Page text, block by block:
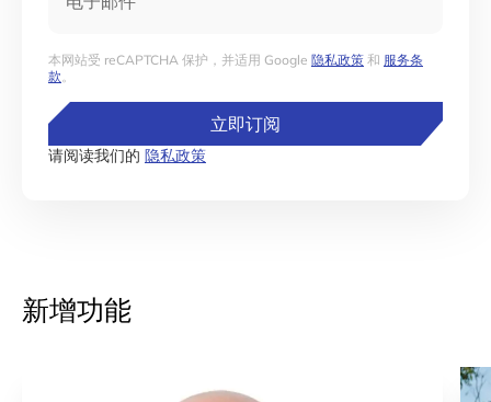
本网站受 reCAPTCHA 保护，并适用 Google 隐私政策 和 服务条
款。
立即订阅
请阅读我们的 隐私政策
新增功能